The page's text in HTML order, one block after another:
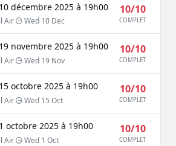
décembre 2025 à 19h00
Air Wed 10 Dec
10/10
COMPLET
novembre 2025 à 19h00
Air Wed 19 Nov
10/10
COMPLET
octobre 2025 à 19h00
Air Wed 15 Oct
10/10
COMPLET
octobre 2025 à 19h00
Air Wed 1 Oct
10/10
COMPLET